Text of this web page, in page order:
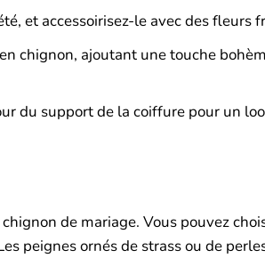
et accessoirisez-le avec des fleurs
chignon, ajoutant une touche
du support de la coiffure pour un
de mariage. Vous pouvez
peignes ornés de strass ou de